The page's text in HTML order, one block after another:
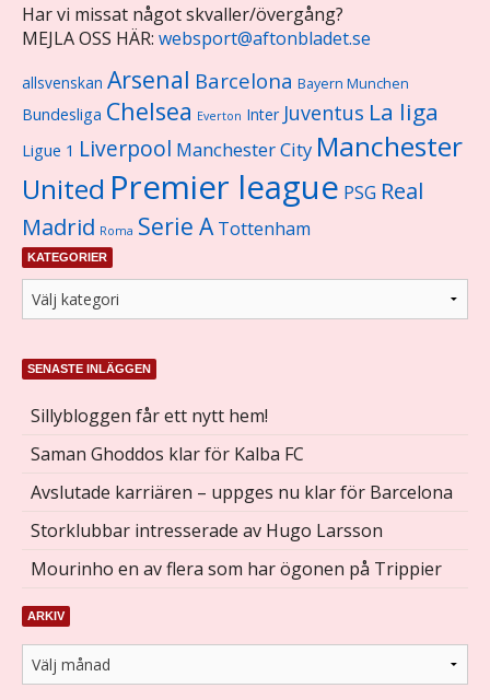
Har vi missat något skvaller/övergång?
MEJLA OSS HÄR: websport@aftonbladet.se
allsvenskan Arsenal Barcelona Bayern Munchen
Bundesliga Chelsea Everton Inter Juventus La liga
Ligue 1 Liverpool Manchester City Manchester
United Premier league PSG Real
Madrid Roma Serie A Tottenham
KATEGORIER
SENASTE INLÄGGEN
Sillybloggen får ett nytt hem!
Saman Ghoddos klar för Kalba FC
Avslutade karriären – uppges nu klar för Barcelona
Storklubbar intresserade av Hugo Larsson
Mourinho en av flera som har ögonen på Trippier
ARKIV